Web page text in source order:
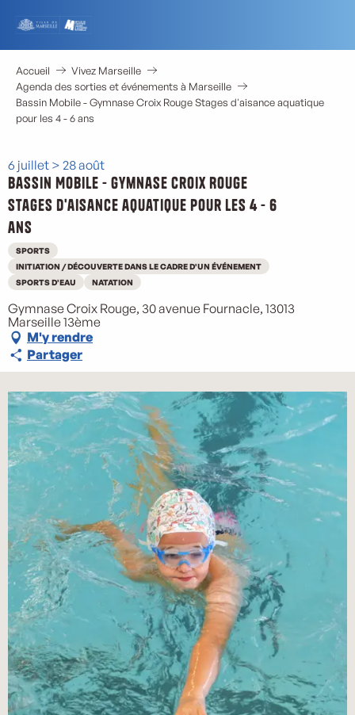
contenu
principal
Accueil
Vivez Marseille
Agenda des sorties et événements à Marseille
Bassin Mobile - Gymnase Croix Rouge Stages d'aisance aquatique
pour les 4 - 6 ans
6 juillet > 28 août
Bassin Mobile - Gymnase Croix Rouge
Stages d'aisance aquatique pour les 4 - 6
ans
SPORTS
INITIATION / DÉCOUVERTE DANS LE CADRE D'UN ÉVÉNEMENT
SPORTS D'EAU
NATATION
Gymnase Croix Rouge, 30 avenue Fournacle, 13013
Marseille 13ème
M'y rendre
Partager